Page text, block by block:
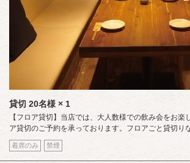
貸切 20名様 × 1
【フロア貸切】当店では、大人数様での飲み会をお楽
ア貸切のご予約を承っております。フロアごと貸切り
ずお食事やお酒をお楽しみ頂けます。コースは全11品/
ります。歓迎会、送別会などにどうぞご利用下さい。
着席のみ 禁煙